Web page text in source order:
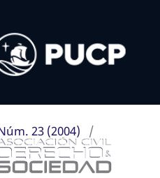
23 (2004)
/